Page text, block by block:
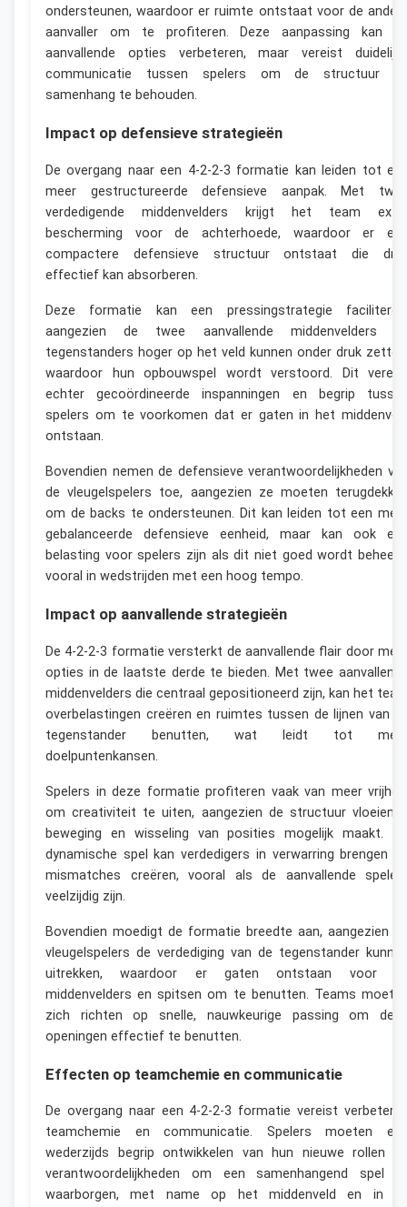
ondersteunen, waardoor er ruimte ontstaat voor de
aanvaller om te profiteren. Deze aanpassing kan
aanvallende opties verbeteren, maar vereist
communicatie tussen spelers om de structuur
samenhang te behouden.
Impact op defensieve strategieën
De overgang naar een 4-2-2-3 formatie kan leiden tot
meer gestructureerde defensieve aanpak. Met
verdedigende middenvelders krijgt het team
bescherming voor de achterhoede, waardoor er
compactere defensieve structuur ontstaat die
effectief kan absorberen.
Deze formatie kan een pressingstrategie
aangezien de twee aanvallende middenvelders
tegenstanders hoger op het veld kunnen onder druk
waardoor hun opbouwspel wordt verstoord. Dit
echter gecoördineerde inspanningen en begrip
spelers om te voorkomen dat er gaten in het
ontstaan.
Bovendien nemen de defensieve verantwoordelijkheden
de vleugelspelers toe, aangezien ze moeten
om de backs te ondersteunen. Dit kan leiden tot een
gebalanceerde defensieve eenheid, maar kan ook
belasting voor spelers zijn als dit niet goed wordt
vooral in wedstrijden met een hoog tempo.
Impact op aanvallende strategieën
De 4-2-2-3 formatie versterkt de aanvallende flair door
opties in de laatste derde te bieden. Met twee
middenvelders die centraal gepositioneerd zijn, kan het
overbelastingen creëren en ruimtes tussen de lijnen van
tegenstander benutten, wat leidt tot
doelpuntenkansen.
Spelers in deze formatie profiteren vaak van meer
om creativiteit te uiten, aangezien de structuur
beweging en wisseling van posities mogelijk maakt.
dynamische spel kan verdedigers in verwarring brengen
mismatches creëren, vooral als de aanvallende
veelzijdig zijn.
Bovendien moedigt de formatie breedte aan, aangezien
vleugelspelers de verdediging van de tegenstander
uitrekken, waardoor er gaten ontstaan voor
middenvelders en spitsen om te benutten. Teams
zich richten op snelle, nauwkeurige passing om
openingen effectief te benutten.
Effecten op teamchemie en communicatie
De overgang naar een 4-2-2-3 formatie vereist
teamchemie en communicatie. Spelers moeten
wederzijds begrip ontwikkelen van hun nieuwe rollen
verantwoordelijkheden om een samenhangend spel
waarborgen, met name op het middenveld en in